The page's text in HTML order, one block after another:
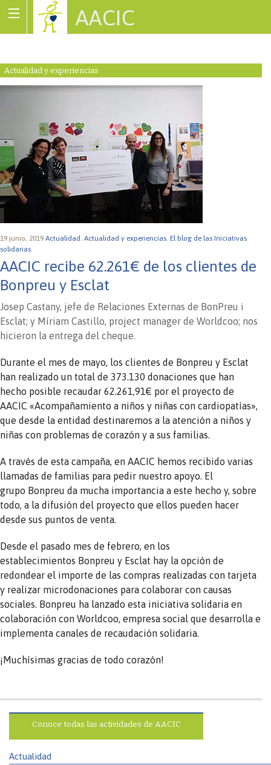
AACIC
Actualidad y experiencias
19 junio, 2019 Actualidad. Actualidad y experiencias. El blog de las Iniciativas
solidarias.
AACIC recibe 62.261€ de los clientes de
Bonpreu y Esclat
Josep Castany, jefe de Relaciones Externas de BonPreu i
Esclat; y Míriam Castillo, project manager de Worldcoo; nos
hicieron la entrega del cheque.
Durante el mes de mayo, los clientes de Bonpreu y Esclat
han realizado un total de 373.130 donaciones que han
hecho posible recaudar 62.261,91€ por el proyecto de
AACIC «Acompañamiento a niños y niñas con cardiopatías»,
que desde la entidad destinaremos a la atención a niños y
niñas con problemas de corazón y a sus familias.
A través de esta campaña, en AACIC hemos recibido varias
llamadas de familias para pedir nuestro apoyo. El
grupo Bonpreu da mucha importancia a este hecho y, sobre
todo, a la difusión del proyecto que ellos pueden hacer
desde sus puntos de venta.
Desde el pasado mes de febrero, en los
establecimientos Bonpreu y Esclat hay la opción de
redondear el importe de las compras realizadas con tarjeta
y realizar microdonaciones para colaborar con causas
sociales. Bonpreu ha lanzado esta iniciativa solidaria en
colaboración con Worldcoo, empresa social que desarrolla e
implementa canales de recaudación solidaria.
¡Muchísimas gracias de todo corazón!
Conoce todas las actividades de AACIC
Actualidad